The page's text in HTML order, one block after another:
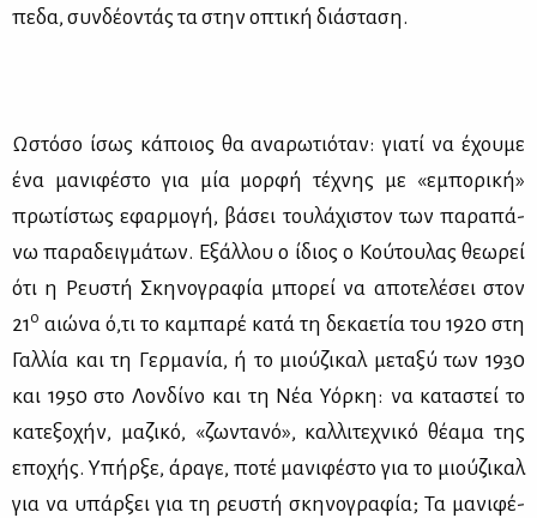
πε­δα, συν­δέ­ο­ντάς τα στην οπτι­κή διά­στα­ση.
Ωστό­σο ίσως κά­ποιος θα ανα­ρω­τιό­ταν: για­τί να έχου­με
ένα μα­νι­φέ­στο για μία μορ­φή τέ­χνης με «εμπο­ρι­κή»
πρω­τί­στως εφαρ­μο­γή, βά­σει του­λά­χι­στον των πα­ρα­πά­
νω πα­ρα­δειγ­μά­των. Εξάλ­λου ο ίδιος ο Κού­του­λας θε­ω­ρεί
ότι η Ρευ­στή Σκη­νο­γρα­φία μπο­ρεί να απο­τε­λέ­σει στον
21ο αιώ­να ό,τι το κα­μπα­ρέ κα­τά τη δε­κα­ε­τία του 1920 στη
Γαλ­λία και τη Γερ­μα­νία, ή το μιού­ζι­καλ με­τα­ξύ των 1930
και 1950 στο Λον­δί­νο και τη Νέα Υόρ­κη: να κα­τα­στεί το
κα­τε­ξο­χήν, μα­ζι­κό, «ζω­ντα­νό», καλ­λι­τε­χνι­κό θέ­α­μα της
επο­χής. Υπήρ­ξε, άρα­γε, πο­τέ μα­νι­φέ­στο για το μιού­ζι­καλ
για να υπάρ­ξει για τη ρευ­στή σκη­νο­γρα­φία; Τα μα­νι­φέ­